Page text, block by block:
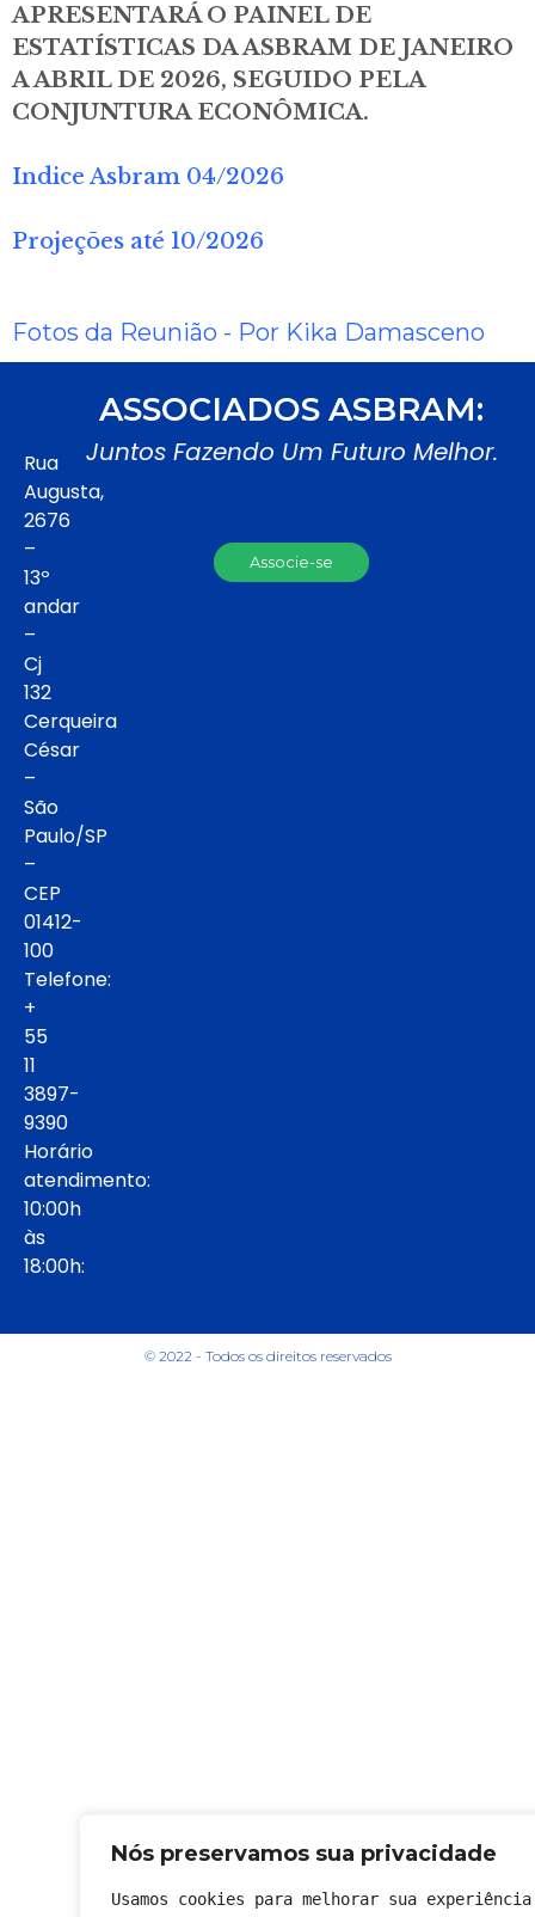
Nós preservamos sua privacidade
Usamos cookies para melhorar sua
APRESENTARÁ O PAINEL DE
ESTATÍSTICAS DA ASBRAM DE JANEIRO
A ABRIL DE 2026, SEGUIDO PELA
CONJUNTURA ECONÔMICA.
Indice Asbram 04/2026
Projeções até 10/2026
Fotos da Reunião - Por Kika Damasceno
Rua
Augusta,
2676
–
13º
andar
–
Cj
132
Cerqueira
César
–
São
Paulo/SP
–
CEP
01412-
100
Telefone:
+
55
11
3897-
9390
Horário
atendimento:
10:00h
às
18:00h:
ASSOCIADOS ASBRAM:
Juntos Fazendo Um Futuro Melhor.
Associe-se
© 2022 - Todos os direitos reservados